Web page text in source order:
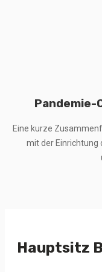
Eine kurze
mit der Einrichtung
Hauptsitz